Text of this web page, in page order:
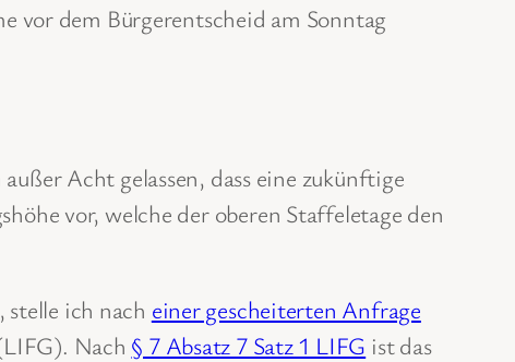
vor dem Bürgerentscheid am Sonntag
Acht gelassen, dass eine zukünftige
vor, welche der oberen Staffeletage den
ich nach einer gescheiterten Anfrage
Nach § 7 Absatz 7 Satz 1 LIFG ist das